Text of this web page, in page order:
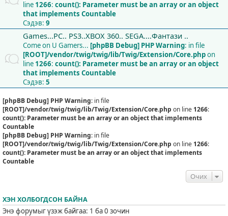
line 1266: count(): Parameter must be an array or an object
that implements Countable
Сэдэв: 9
Games...PC.. PS3..XBOX 360.. SEGA....Фантази ..
Come on U Gamers... [phpBB Debug] PHP Warning: in file
[ROOT]/vendor/twig/twig/lib/Twig/Extension/Core.phpon
line 1266: count(): Parameter must be an array or an object
that implements Countable
Сэдэв: 5
[phpBB Debug] PHP Warning: in file
[ROOT]/vendor/twig/twig/lib/Twig/Extension/Core.php on line 1266:
count(): Parameter must be an array or an object that implements
Countable
[phpBB Debug] PHP Warning: in file
[ROOT]/vendor/twig/twig/lib/Twig/Extension/Core.php on line 1266:
count(): Parameter must be an array or an object that implements
Countable
Очих
ХЭН ХОЛБОГДСОН БАЙНА
Энэ форумыг үзэж байгаа: 1 ба 0 зочин